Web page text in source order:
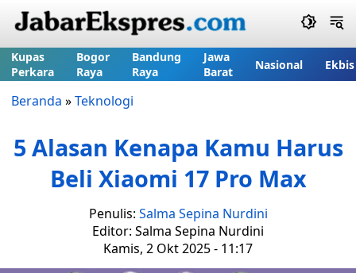
Kupas
Perkara
Bogor
Raya
Bandung
Raya
Jawa
Barat
Nasional Ekbis
Beranda »Teknologi
5 Alasan Kenapa Kamu Harus
Beli Xiaomi 17 Pro Max
Penulis: Salma Sepina Nurdini
Editor: Salma Sepina Nurdini
Kamis, 2 Okt 2025 - 11:17